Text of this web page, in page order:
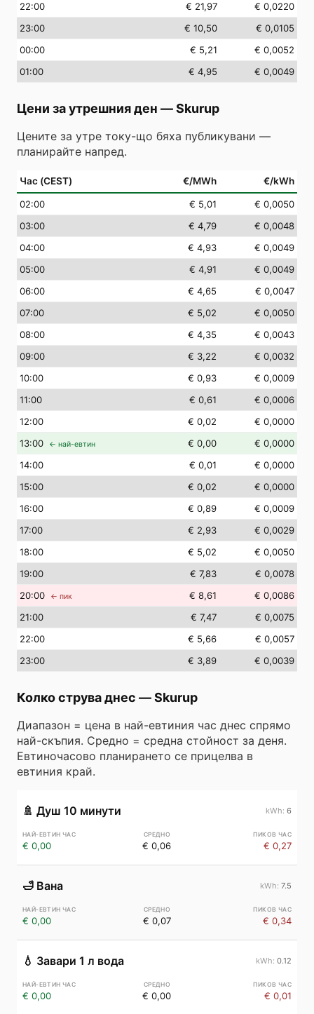
22:00 € 21,97
€ 0,0220
23:00 € 10,50
€ 0,0105
00:00 € 5,21
€ 0,0052
01:00 € 4,95 € 0,0049
Цени за утрешния ден —Skurup
Цените за утре току-що бяха публикувани —
планирайте напред.
Час (CEST) €/MWh €/kWh
02:00 € 5,01
€ 0,0050
03:00 € 4,79
€ 0,0048
04:00 € 4,93
€ 0,0049
05:00 € 4,91
€ 0,0049
06:00 € 4,65
€ 0,0047
07:00 € 5,02
€ 0,0050
08:00 € 4,35
€ 0,0043
09:00 € 3,22
€ 0,0032
10:00 € 0,93
€ 0,0009
11:00 € 0,61
€ 0,0006
12:00 € 0,02
€ 0,0000
13:00 ← най-евтин € 0,00
€ 0,0000
14:00 € 0,01
€ 0,0000
15:00 € 0,02
€ 0,0000
16:00 € 0,89
€ 0,0009
17:00 € 2,93
€ 0,0029
18:00 € 5,02
€ 0,0050
19:00 € 7,83
€ 0,0078
20:00 ← пик € 8,61
€ 0,0086
21:00 € 7,47
€ 0,0075
22:00 € 5,66
€ 0,0057
23:00 € 3,89 € 0,0039
Колко струва днес —Skurup
Диапазон = цена в най-евтиния час днес спрямо
най-скъпия. Средно = средна стойност за деня.
Евтиночасово планирането се прицелва в
евтиния край.
🚿 Душ 10 минути 6
€ 0,00 € 0,06 € 0,27
🛁 Вана 7.5
€ 0,00 € 0,07 € 0,34
💧 Завари 1 л вода 0.12
€ 0,00 € 0,00 € 0,01